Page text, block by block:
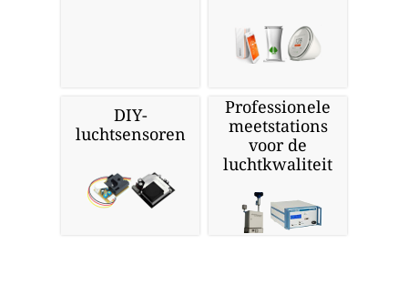
DIY-
luchtsensoren
Professionele
meetstations
voor de
luchtkwaliteit